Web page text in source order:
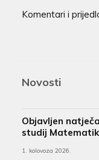
Komentari i
Novosti
Objavljen
studij
1. kolovoza 2026.